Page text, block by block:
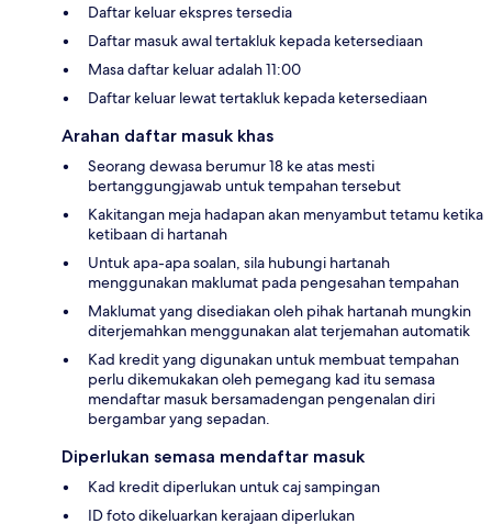
Daftar keluar ekspres tersedia
Daftar masuk awal tertakluk kepada ketersediaan
Masa daftar keluar adalah 11:00
Daftar keluar lewat tertakluk kepada ketersediaan
Arahan daftar masuk khas
Seorang dewasa berumur 18 ke atas mesti
bertanggungjawab untuk tempahan tersebut
Kakitangan meja hadapan akan menyambut tetamu ketika
ketibaan di hartanah
Untuk apa-apa soalan, sila hubungi hartanah
menggunakan maklumat pada pengesahan tempahan
Maklumat yang disediakan oleh pihak hartanah mungkin
diterjemahkan menggunakan alat terjemahan automatik
Kad kredit yang digunakan untuk membuat tempahan
perlu dikemukakan oleh pemegang kad itu semasa
mendaftar masuk bersamadengan pengenalan diri
bergambar yang sepadan.
Diperlukan semasa mendaftar masuk
Kad kredit diperlukan untuk caj sampingan
ID foto dikeluarkan kerajaan diperlukan